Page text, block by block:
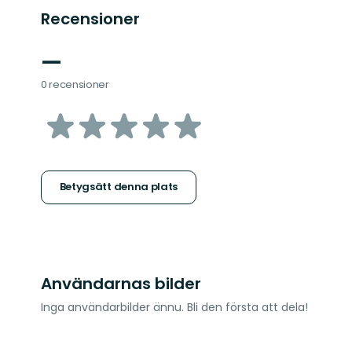
Recensioner
—
0 recensioner
av
stjärnor
Betygsätt denna plats
Användarnas bilder
Inga användarbilder ännu. Bli den första att dela!